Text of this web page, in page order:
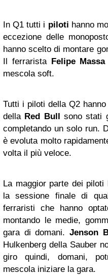
In Q1 tutti i piloti hanno
eccezione delle
hanno scelto di montare
Il ferrarista Felipe Massa
mescola soft.
Tutti i piloti della Q2
della Red Bull
sono stati
completando un solo run.
è evoluta molto
volta il più veloce.
La maggior parte dei
la sessione finale di
ferraristi che hanno
montando le medie,
gara di domani. Jenson
Hulkenberg della Sauber
giro quindi, domani,
mescola iniziare la gara.